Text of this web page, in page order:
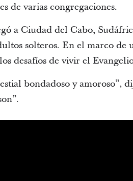
de varias congregaciones.
a Ciudad del Cabo,
solteros. En el marco de
desafíos de vivir el
bondadoso y amoroso”,